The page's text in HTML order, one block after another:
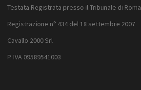
Testata Registrata presso il Tribunale di Roma
Registrazione n° 434 del 18 settembre 2007
Cavallo 2000 Srl
P. IVA 09589541003